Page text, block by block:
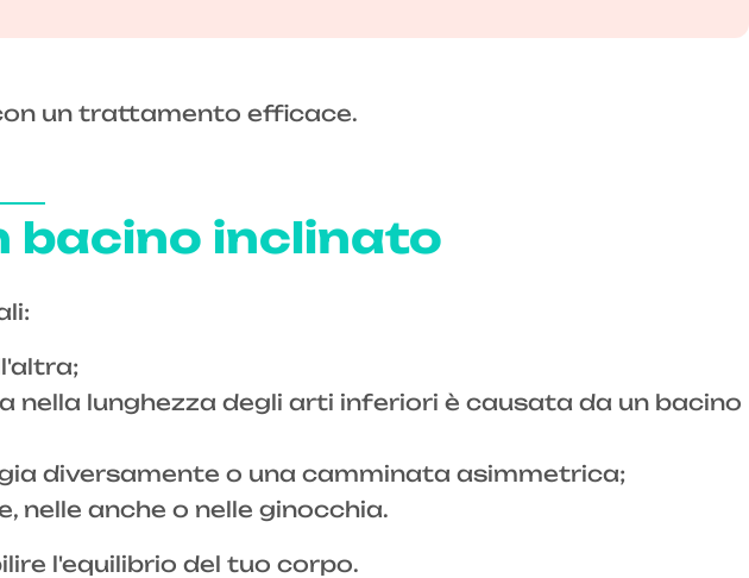
un trattamento efficace.
bacino inclinato
nella lunghezza degli arti inferiori è causata da un bacino
diversamente o una camminata asimmetrica;
nelle anche o nelle ginocchia.
l'equilibrio del tuo corpo.